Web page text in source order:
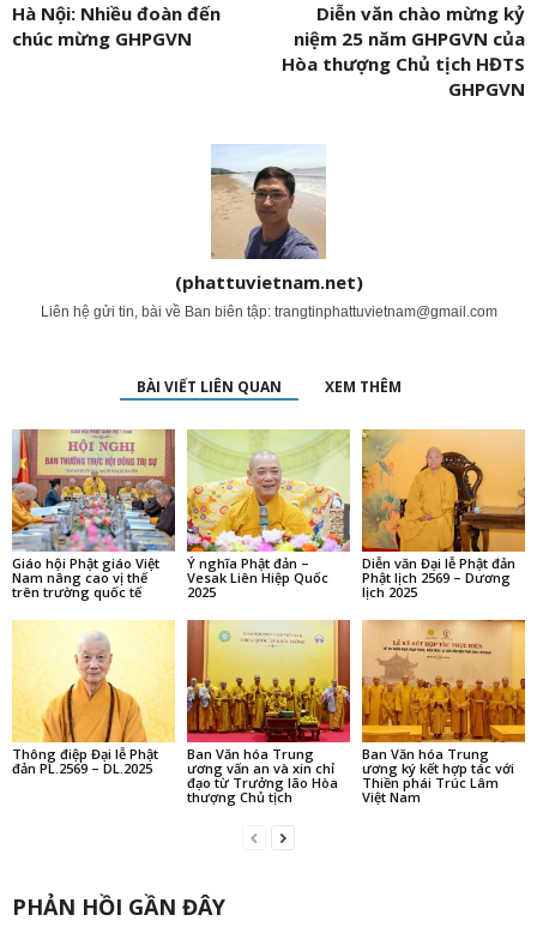
Hà Nội: Nhiều đoàn đến
chúc mừng GHPGVN
Diễn văn chào mừng kỷ
niệm 25 năm GHPGVN của
Hòa thượng Chủ tịch HĐTS
GHPGVN
(phattuvietnam.net)
Liên hệ gửi tin, bài về Ban biên tập: trangtinphattuvietnam@gmail.com
BÀI VIẾT LIÊN QUAN XEM THÊM
Giáo hội Phật giáo Việt
Nam nâng cao vị thế
trên trường quốc tế
Ý nghĩa Phật đản –
Vesak Liên Hiệp Quốc
2025
Diễn văn Đại lễ Phật đản
Phật lịch 2569 – Dương
lịch 2025
Thông điệp Đại lễ Phật
đản PL.2569 – DL.2025
Ban Văn hóa Trung
ương vấn an và xin chỉ
đạo từ Trưởng lão Hòa
thượng Chủ tịch
Ban Văn hóa Trung
ương ký kết hợp tác với
Thiền phái Trúc Lâm
Việt Nam
PHẢN HỒI GẦN ĐÂY